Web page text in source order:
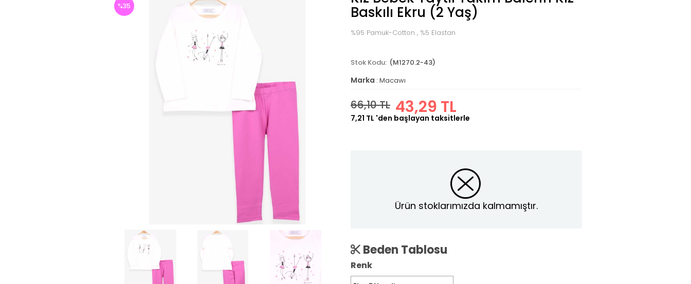
%35 Baskılı Ekru (2 Yaş)
%95 Pamuk-Cotton , %5 Elastan
(M1270.2-43)
Marka : Macawı
66,10 TL 43,29 TL
7,21 TL 'den başlayan taksitlerle
Ürün stoklarımızda kalmamıştır.
Beden Tablosu
Renk